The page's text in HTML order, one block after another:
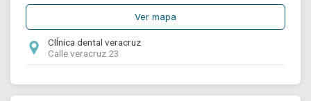
Ver mapa
ClÍnica dental veracruz
Calle veracruz 23